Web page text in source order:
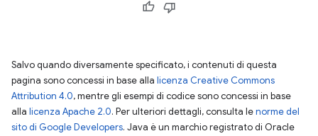
Salvo quando diversamente specificato, i contenuti di questa
pagina sono concessi in base alla licenza Creative Commons
Attribution 4.0, mentre gli esempi di codice sono concessi in base
alla licenza Apache 2.0. Per ulteriori dettagli, consulta lenorme del
sito di Google Developers. Java è un marchio registrato di Oracle